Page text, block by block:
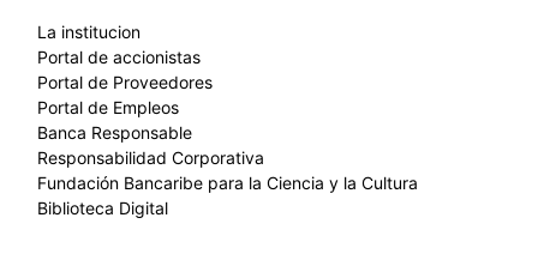
La institucion
Portal de accionistas
Portal de Proveedores
Portal de Empleos
Banca Responsable
Responsabilidad Corporativa
Fundación Bancaribe para la Ciencia y la Cultura
Biblioteca Digital